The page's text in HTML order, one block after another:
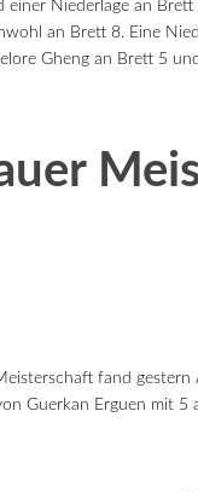
einer Niederlage an
an Brett 8. Eine
Gheng an Brett 5
fand
Guerkan Erguen mit 5